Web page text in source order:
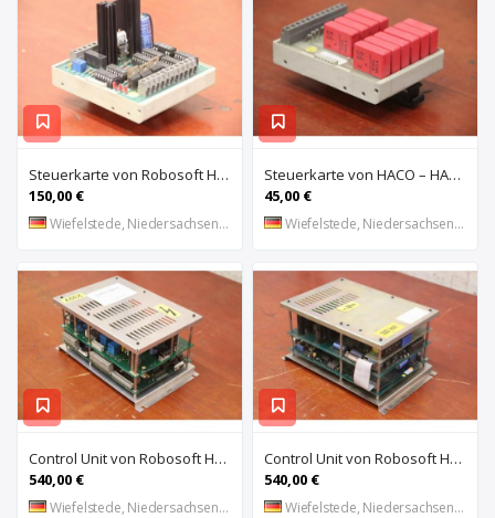
Steuerkarte von Robosoft HACO – HACC 013 PPES 30135
150,00 €
Wiefelstede, Niedersachsen, DE
Steuerkarte von HACO – HACE 032 PPES 30135
45,00 €
Wiefelstede, Niedersachsen, DE
Control Unit von Robosoft HACO – 411-1153 PPES 30135
540,00 €
Wiefelstede, Niedersachsen, DE
Control Unit von Robosoft HACO – 411-1084 / 412-0112 / 412-0094 PPES 30135
540,00 €
Wiefelstede, Niedersachsen, DE